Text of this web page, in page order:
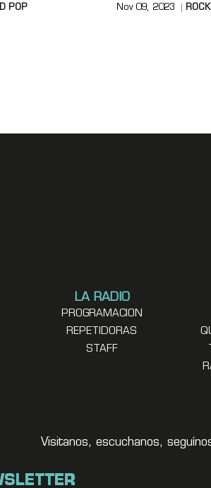
POP Nov 09, 2023
LA RADIO
PROGRAMACION
REPETIDORAS
STAFF
Visitanos, escuchanos,